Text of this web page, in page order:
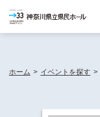
ホーム > イベントを探す >